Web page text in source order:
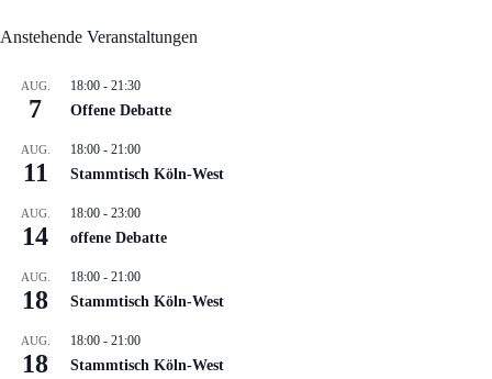
Anstehende Veranstaltungen
AUG.
7
18:00 - 21:30
Offene Debatte
AUG.
11
18:00 - 21:00
Stammtisch Köln-West
AUG.
14
18:00 - 23:00
offene Debatte
AUG.
18
18:00 - 21:00
Stammtisch Köln-West
AUG.
18
18:00 - 21:00
Stammtisch Köln-West